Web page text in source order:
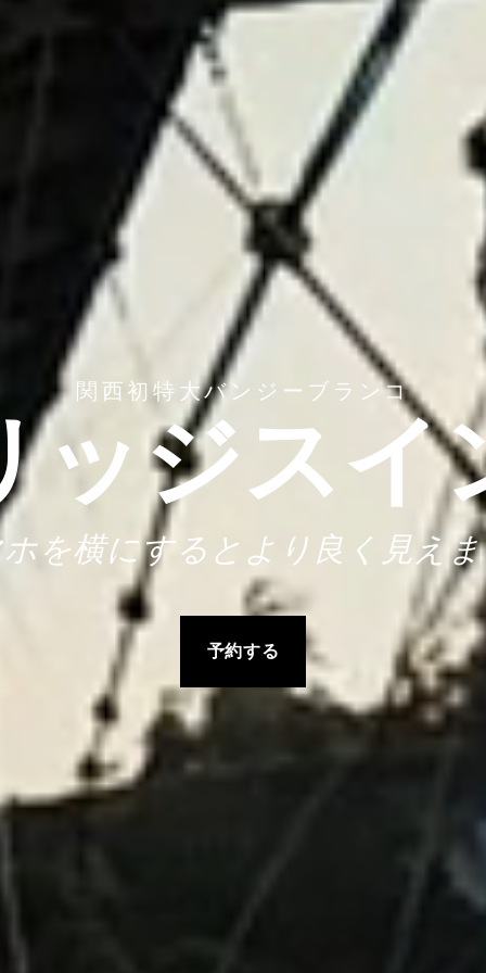
関西初特大バンジーブランコ
ッジスイ
を横にするとより良く見え
予約する